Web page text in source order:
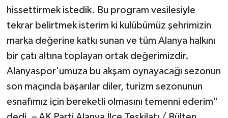
hissettirmek istedik. Bu program vesilesiyle
tekrar belirtmek isterim ki kulübümüz şehrimizin
marka değerine katkı sunan ve tüm Alanya halkını
bir çatı altına toplayan ortak değerimizdir.
Alanyaspor'umuza bu akşam oynayacağı sezonun
son maçında başarılar diler, turizm sezonunun
esnafımız için bereketli olmasını temenni ederim"